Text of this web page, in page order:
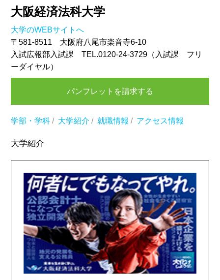
大阪経済法科大学
大学のWEBサイトへ
〒581-8511 大阪府八尾市楽音寺6-10
入試広報部入試課 TEL.0120-24-3729（入試課 フリ
ーダイヤル）
パンフレットを請求する
学部・学科 / 大学紹介 / 就職情報 / アクセス情報
大学紹介